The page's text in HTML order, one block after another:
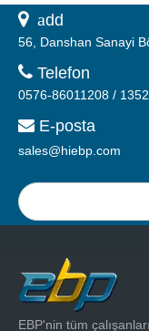
 add
56, Danshan Sanayi
 Telefon
0576-86011208 /
 E-posta
sales@hiebp.com
EBP'nin tüm